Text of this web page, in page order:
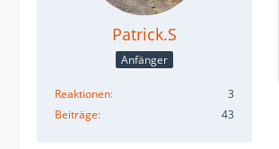
Patrick.S
Anfänger
Reaktionen
3
Beiträge
43